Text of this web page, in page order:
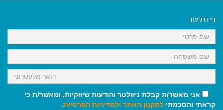
k
p
m
ניוזלטר
אני מאשר/ת קבלת ניוזלטר והודעות שיווקיות, ומאשר/ת כי
קראתי והסכמתי לתקנון האתר ולמדיניות הפרטיות.